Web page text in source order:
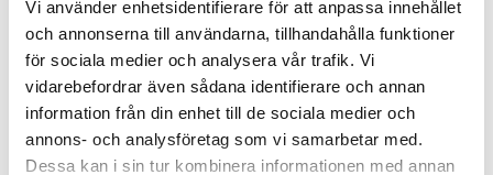
Vi använder enhetsidentifierare för att anpassa innehållet
och annonserna till användarna, tillhandahålla funktioner
för sociala medier och analysera vår trafik. Vi
vidarebefordrar även sådana identifierare och annan
information från din enhet till de sociala medier och
annons- och analysföretag som vi samarbetar med.
Dessa kan i sin tur kombinera informationen med annan
Brushworks Ceramic Foot
File
Brushworks Hair Towels - 2
Pack